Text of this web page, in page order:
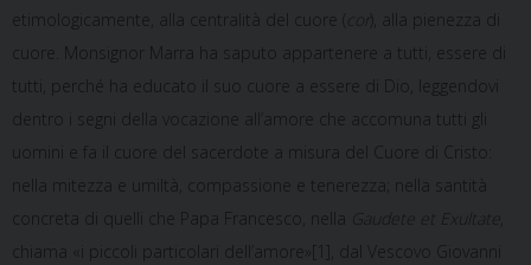
etimologicamente, alla centralità del cuore (
), alla pienezza di
cuore. Monsignor Marra ha saputo appartenere a tutti, essere di
tutti, perché ha educato il suo cuore a essere di Dio, leggendovi
dentro i segni della vocazione all’amore che accomuna tutti gli
uomini e fa il cuore del sacerdote a misura del Cuore di Cristo:
nella mitezza e umiltà, compassione e tenerezza; nella santità
concreta di quelli che Papa Francesco, nella
Gaudete et Exultate
chiama «i piccoli particolari dell’amore»[1], dal Vescovo Giovanni